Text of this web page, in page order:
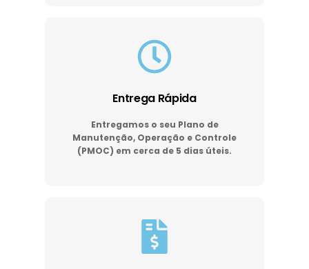
Entrega Rápida
Entregamos o seu Plano de
Manutenção, Operação e Controle
(PMOC) em cerca de 5 dias úteis.